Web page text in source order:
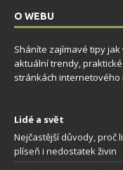
O WEBU
Sháníte zajímavé tipy
aktuální trendy,
stránkách internetového
Lidé a svět
Nejčastější důvody, proč
plíseň i nedostatek živin